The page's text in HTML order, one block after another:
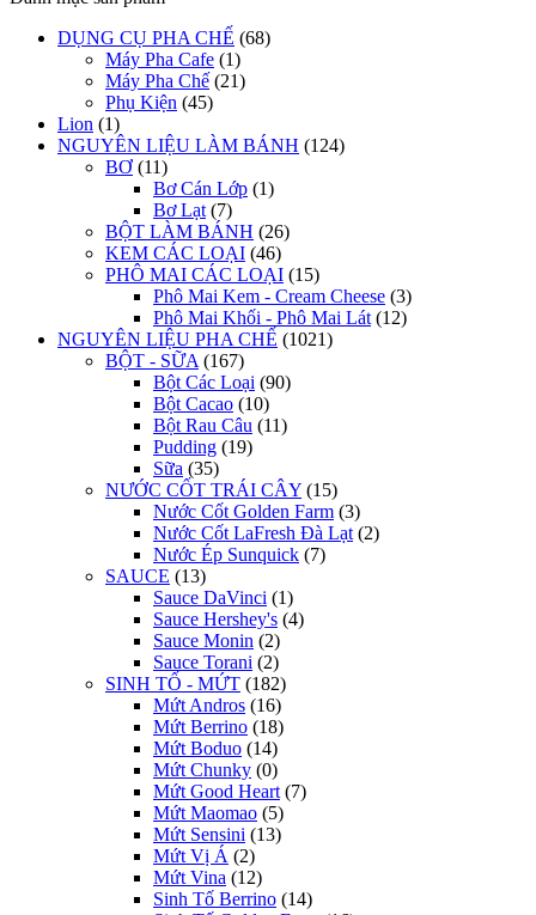
DỤNG CỤ PHA CHẾ (68)
Máy Pha Cafe (1)
Máy Pha Chế (21)
Phụ Kiện (45)
Lion (1)
NGUYÊN LIỆU LÀM BÁNH (124)
BƠ (11)
Bơ Cán Lớp (1)
Bơ Lạt (7)
BỘT LÀM BÁNH (26)
KEM CÁC LOẠI (46)
PHÔ MAI CÁC LOẠI (15)
Phô Mai Kem - Cream Cheese (3)
Phô Mai Khối - Phô Mai Lát (12)
NGUYÊN LIỆU PHA CHẾ (1021)
BỘT - SỮA (167)
Bột Các Loại (90)
Bột Cacao (10)
Bột Rau Câu (11)
Pudding (19)
Sữa (35)
NƯỚC CỐT TRÁI CÂY (15)
Nước Cốt Golden Farm (3)
Nước Cốt LaFresh Đà Lạt (2)
Nước Ép Sunquick (7)
SAUCE (13)
Sauce DaVinci (1)
Sauce Hershey's (4)
Sauce Monin (2)
Sauce Torani (2)
SINH TỐ - MỨT (182)
Mứt Andros (16)
Mứt Berrino (18)
Mứt Boduo (14)
Mứt Chunky (0)
Mứt Good Heart (7)
Mứt Maomao (5)
Mứt Sensini (13)
Mứt Vị Á (2)
Mứt Vina (12)
Sinh Tố Berrino (14)